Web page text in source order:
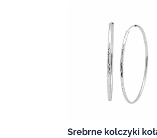
Srebrne kolczyki